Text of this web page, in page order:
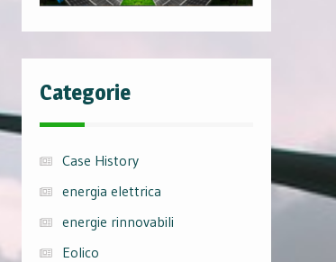
Categorie
Case History
energia elettrica
energie rinnovabili
Eolico